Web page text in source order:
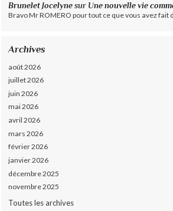
Brunelet Jocelyne sur Une nouvelle vie
Bravo Mr ROMERO pour tout ce que vous avez fait
Archives
août 2026
juillet 2026
juin 2026
mai 2026
avril 2026
mars 2026
février 2026
janvier 2026
décembre 2025
novembre 2025
Toutes les archives